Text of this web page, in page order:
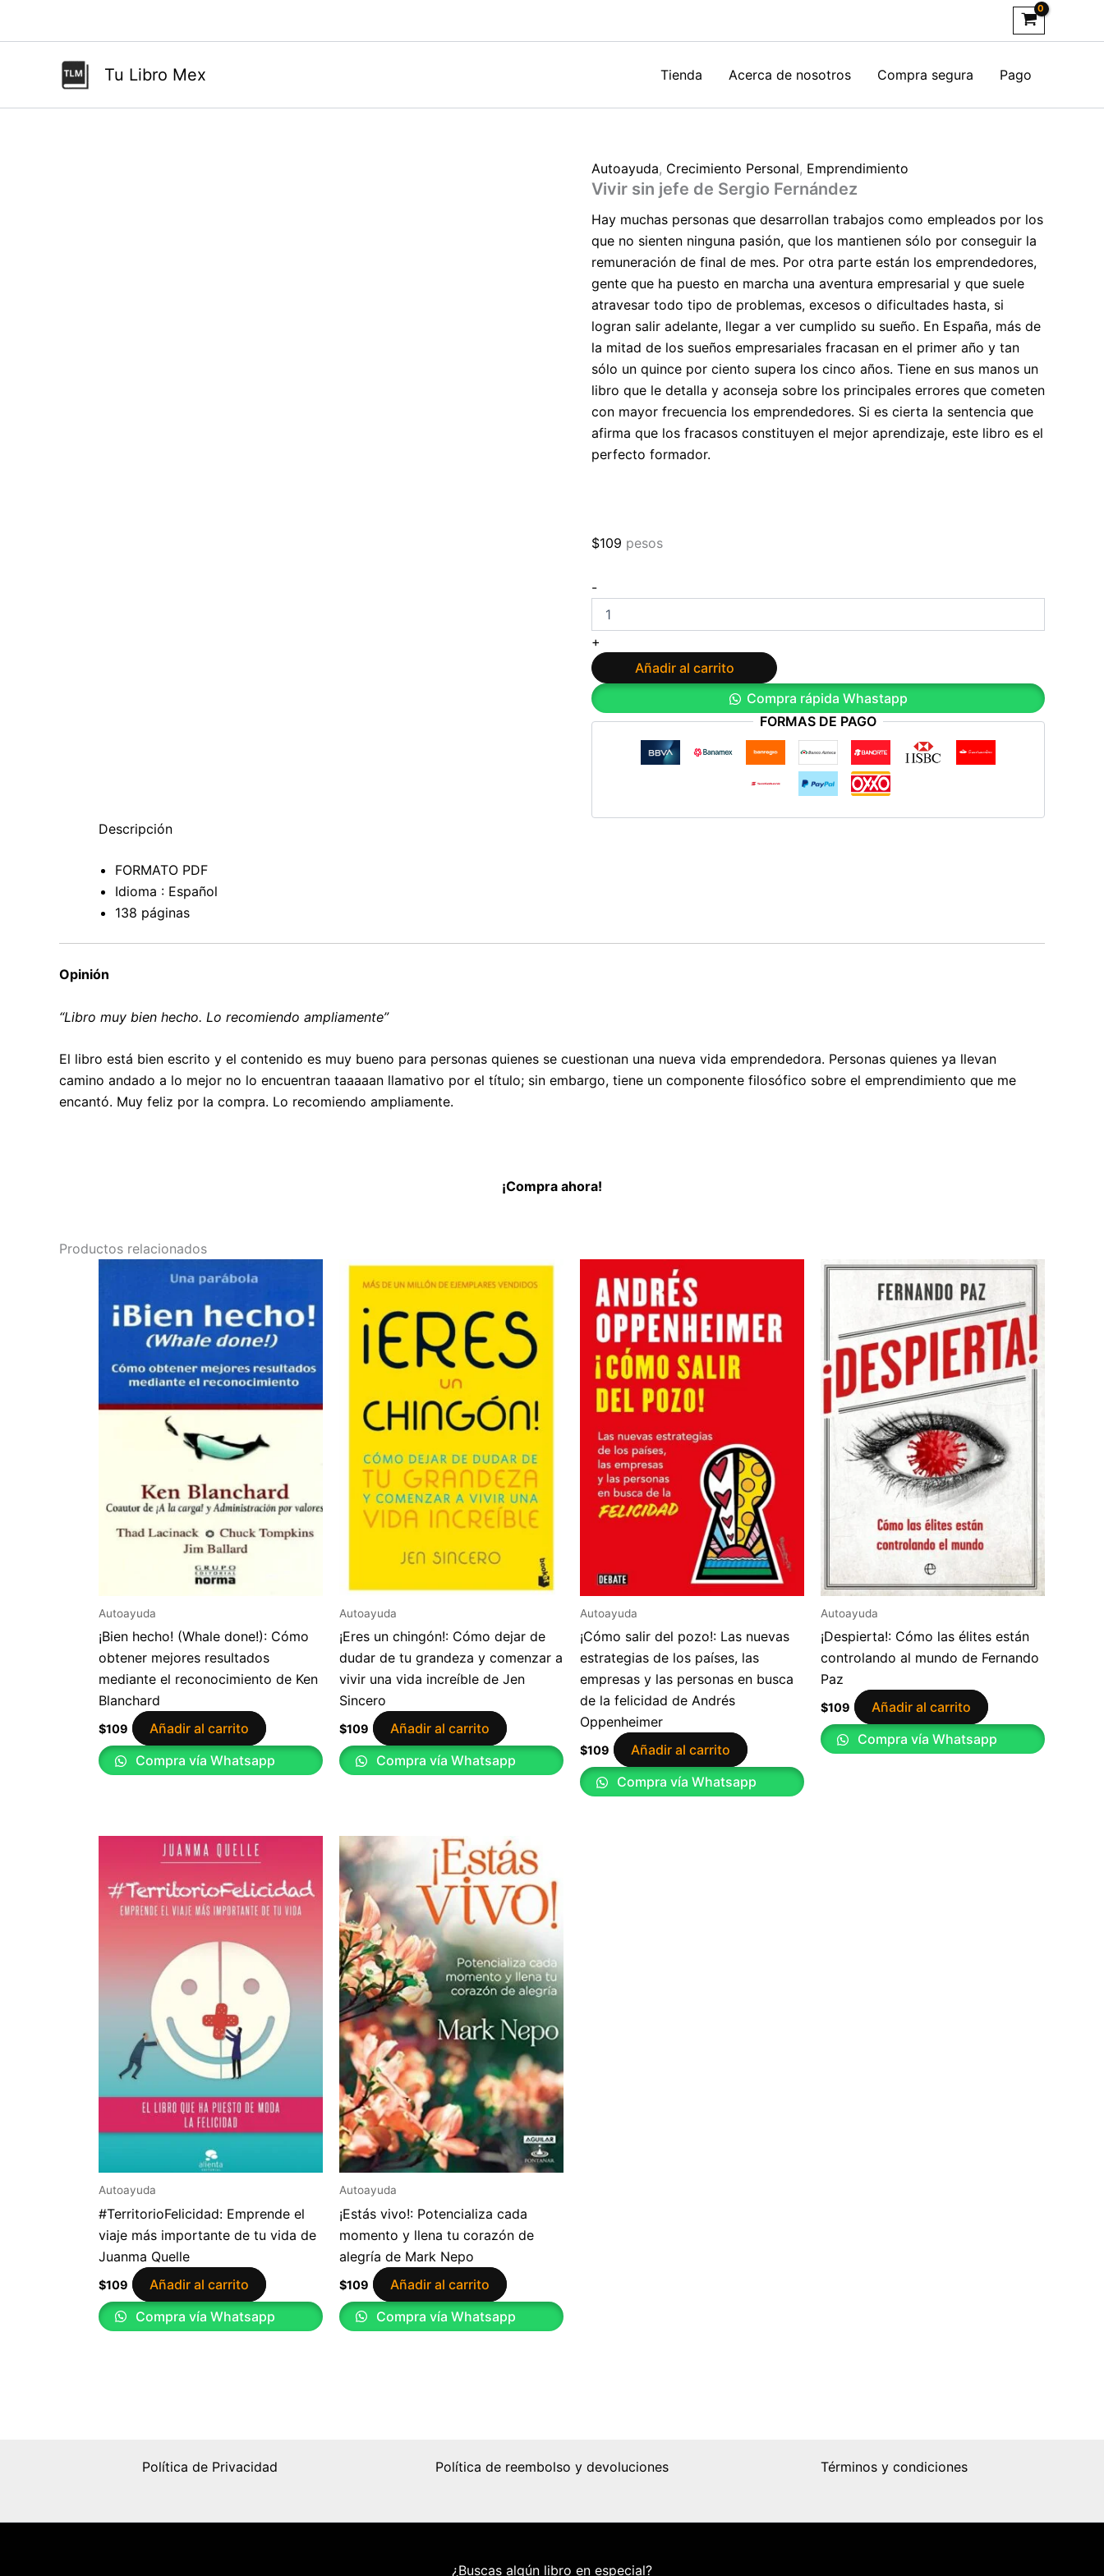
Tu Libro Mex Tienda Acerca de nosotros Compra segura Pago
Autoayuda, Crecimiento Personal, Emprendimiento
Vivir sin jefe de Sergio Fernández
Hay muchas personas que desarrollan trabajos como empleados por los
que no sienten ninguna pasión, que los mantienen sólo por conseguir la
remuneración de final de mes. Por otra parte están los emprendedores,
gente que ha puesto en marcha una aventura empresarial y que suele
atravesar todo tipo de problemas, excesos o dificultades hasta, si
logran salir adelante, llegar a ver cumplido su sueño. En España, más de
la mitad de los sueños empresariales fracasan en el primer año y tan
sólo un quince por ciento supera los cinco años. Tiene en sus manos un
libro que le detalla y aconseja sobre los principales errores que cometen
con mayor frecuencia los emprendedores. Si es cierta la sentencia que
afirma que los fracasos constituyen el mejor aprendizaje, este libro es el
perfecto formador.
$109 pesos
-
sin
jefe
de
Sergio
Fernández
cantidad
+
Añadir al carrito
Compra rápida Whastapp
FORMAS DE PAGO
Descripción
FORMATO PDF
Idioma : Español
138 páginas
Opinión
“Libro muy bien hecho. Lo recomiendo ampliamente”
El libro está bien escrito y el contenido es muy bueno para personas quienes se cuestionan una nueva vida emprendedora. Personas quienes ya llevan
camino andado a lo mejor no lo encuentran taaaaan llamativo por el título; sin embargo, tiene un componente filosófico sobre el emprendimiento que me
encantó. Muy feliz por la compra. Lo recomiendo ampliamente.
¡Compra ahora!
Productos relacionados
Autoayuda
¡Bien hecho! (Whale done!): Cómo
obtener mejores resultados
mediante el reconocimiento de Ken
Blanchard
$109
Añadir al carrito
Compra vía Whatsapp
Autoayuda
¡Eres un chingón!: Cómo dejar de
dudar de tu grandeza y comenzar a
vivir una vida increíble de Jen
Sincero
$109
Añadir al carrito
Compra vía Whatsapp
Autoayuda
¡Cómo salir del pozo!: Las nuevas
estrategias de los países, las
empresas y las personas en busca
de la felicidad de Andrés
Oppenheimer
$109
Añadir al carrito
Compra vía Whatsapp
Autoayuda
¡Despierta!: Cómo las élites están
controlando al mundo de Fernando
Paz
$109
Añadir al carrito
Compra vía Whatsapp
Autoayuda
#TerritorioFelicidad: Emprende el
viaje más importante de tu vida de
Juanma Quelle
$109
Añadir al carrito
Compra vía Whatsapp
Autoayuda
¡Estás vivo!: Potencializa cada
momento y llena tu corazón de
alegría de Mark Nepo
$109
Añadir al carrito
Compra vía Whatsapp
Política de Privacidad Política de reembolso y devoluciones Términos y condiciones
¿Buscas algún libro en especial?